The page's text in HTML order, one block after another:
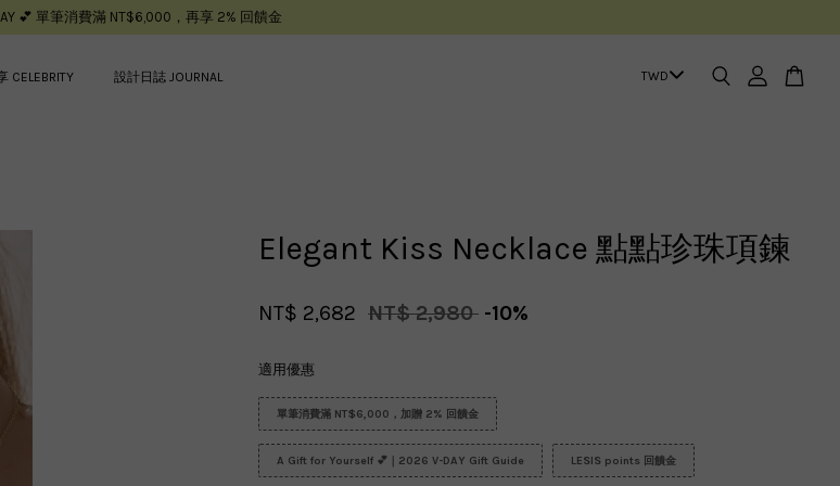
💕 單筆消費滿 NT$6,000，再享 2% 回饋金
CELEBRITY 設計日誌 JOURNAL
Elegant Kiss Necklace 點點珍珠項鍊
NT$ 2,682 NT$ 2,980 -10%
適用優惠
單筆消費滿 NT$6,000，加贈 2% 回饋金
A Gift for Yourself 💕｜2026 V-DAY Gift Guide LESIS points 回饋金